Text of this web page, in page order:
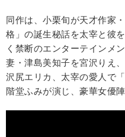
同作は、小栗旬が天才作家
格」の誕生秘話を太宰と彼
く禁断のエンターテインメ
妻・津島美知子を宮沢りえ
沢尻エリカ、太宰の愛人で
階堂ふみが演じ、豪華女優